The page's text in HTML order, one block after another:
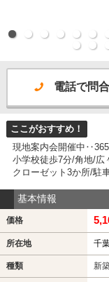
電話で問
ここがおすすめ！
現地案内会開催中
小学校徒歩7分/角地/広
クローゼット3か所/駐
基本情報
価格
所在地 千
種類 新